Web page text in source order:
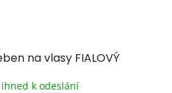
na vlasy FIALOVÝ
k odeslání